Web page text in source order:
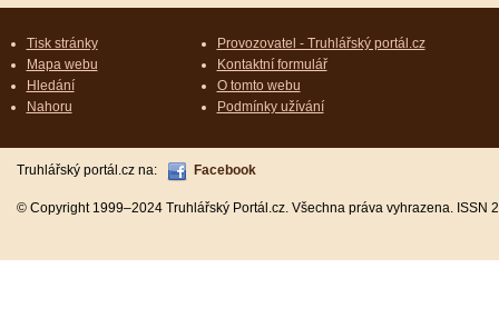
Tisk stránky
Mapa webu
Hledání
Nahoru
Provozovatel - Truhlářský portál.cz
Kontaktní formulář
O tomto webu
Podmínky užívání
Truhlářský portál.cz na: Facebook
© Copyright 1999–2024 Truhlářský Portál.cz. Všechna práva vyhrazena.